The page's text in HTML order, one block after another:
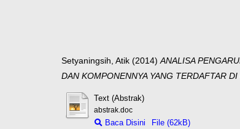
Setyaningsih, Atik (2014)ANALISA
DAN KOMPONENNYA YANG TERDAFTAR
Text (Abstrak)
abstrak.doc
Baca Disini File (62kB)